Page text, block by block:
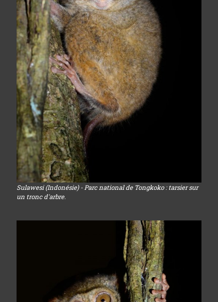
Sulawesi (Indonésie) - Parc national de Tongkoko : tarsier sur
un tronc d'arbre.